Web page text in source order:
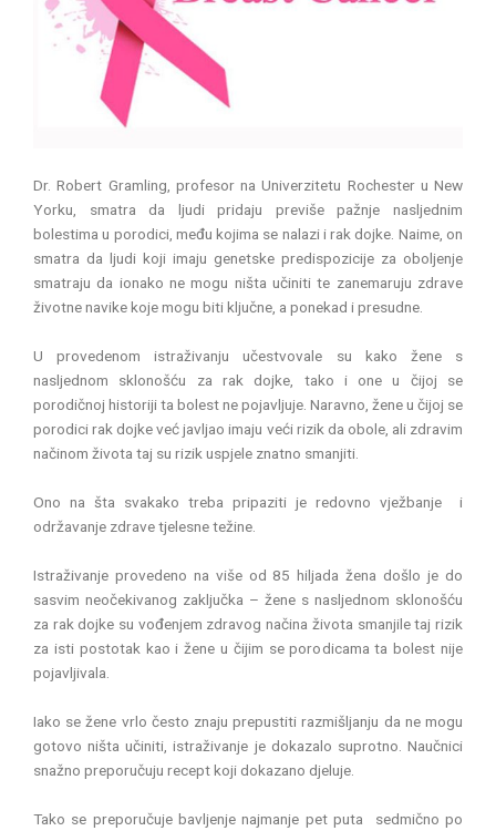
Dr. Robert Gramling, profesor na Univerzitetu Rochester u New
Yorku, smatra da ljudi pridaju previše pažnje nasljednim
bolestima u porodici, među kojima se nalazi i rak dojke. Naime, on
smatra da ljudi koji imaju genetske predispozicije za oboljenje
smatraju da ionako ne mogu ništa učiniti te zanemaruju zdrave
životne navike koje mogu biti ključne, a ponekad i presudne.
U provedenom istraživanju učestvovale su kako žene s
nasljednom sklonošću za rak dojke, tako i one u čijoj se
porodičnoj historiji ta bolest ne pojavljuje. Naravno, žene u čijoj se
porodici rak dojke već javljao imaju veći rizik da obole, ali zdravim
načinom života taj su rizik uspjele znatno smanjiti.
Ono na šta svakako treba pripaziti je redovno vježbanje i
održavanje zdrave tjelesne težine.
Istraživanje provedeno na više od 85 hiljada žena došlo je do
sasvim neočekivanog zaključka – žene s nasljednom sklonošću
za rak dojke su vođenjem zdravog načina života smanjile taj rizik
za isti postotak kao i žene u čijim se porodicama ta bolest nije
pojavljivala.
Iako se žene vrlo često znaju prepustiti razmišljanju da ne mogu
gotovo ništa učiniti, istraživanje je dokazalo suprotno. Naučnici
snažno preporučuju recept koji dokazano djeluje.
Tako se preporučuje bavljenje najmanje pet puta sedmično po